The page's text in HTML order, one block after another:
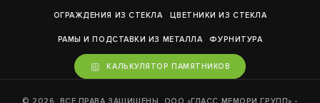
ОГРАЖДЕНИЯ ИЗ СТЕКЛА ЦВЕТНИКИ ИЗ СТЕКЛА
РАМЫ И ПОДСТАВКИ ИЗ МЕТАЛЛА ФУРНИТУРА
КАЛЬКУЛЯТОР ПАМЯТНИКОВ